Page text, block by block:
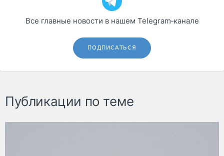
Все главные новости в нашем Telegram‑канале
ПОДПИСАТЬСЯ
Публикации по теме